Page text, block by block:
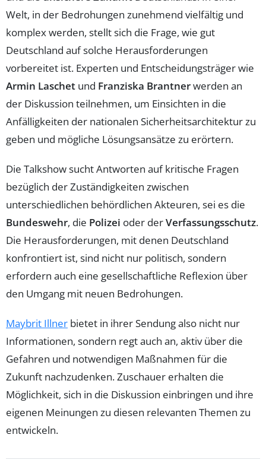
Welt, in der Bedrohungen zunehmend vielfältig und
komplex werden, stellt sich die Frage, wie gut
Deutschland auf solche Herausforderungen
vorbereitet ist. Experten und Entscheidungsträger wie
Armin Laschet und Franziska Brantnerwerden an
der Diskussion teilnehmen, um Einsichten in die
Anfälligkeiten der nationalen Sicherheitsarchitektur zu
geben und mögliche Lösungsansätze zu erörtern.
Die Talkshow sucht Antworten auf kritische Fragen
bezüglich der Zuständigkeiten zwischen
unterschiedlichen behördlichen Akteuren, sei es die
Bundeswehr, die Polizei oder derVerfassungsschutz.
Die Herausforderungen, mit denen Deutschland
konfrontiert ist, sind nicht nur politisch, sondern
erfordern auch eine gesellschaftliche Reflexion über
den Umgang mit neuen Bedrohungen.
Maybrit Illner bietet in ihrer Sendung also nicht nur
Informationen, sondern regt auch an, aktiv über die
Gefahren und notwendigen Maßnahmen für die
Zukunft nachzudenken. Zuschauer erhalten die
Möglichkeit, sich in die Diskussion einbringen und ihre
eigenen Meinungen zu diesen relevanten Themen zu
entwickeln.